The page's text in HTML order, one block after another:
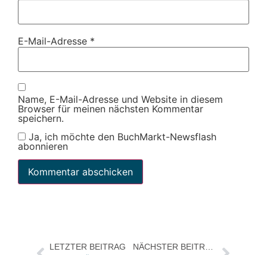
E-Mail-Adresse *
Name, E-Mail-Adresse und Website in diesem
Browser für meinen nächsten Kommentar
speichern.
Ja, ich möchte den BuchMarkt-Newsflash
abonnieren
LETZTER BEITRAG